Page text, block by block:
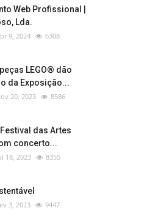
Web Profissional |
Lda.
9, 2024 6308
LEGO® dão
da Exposição...
20, 2023 8586
das Artes
concerto...
18, 2023 8355
3, 2023 9447